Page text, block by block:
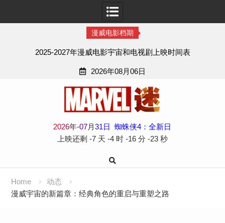
漫威电影档期
2025-2027年漫威电影宇宙和电视剧上映时间表
2026年08月06日
2026年-07月31日
蜘蛛侠4：全新日
上映还剩 -7 天 -4 时 -16 分 -24 秒
Home
动态
漫威宇宙的新篇章：经典角色的重启与重塑之路